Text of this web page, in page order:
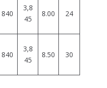
840
3,8
45
8.00 24
840
3,8
45
8.50 30